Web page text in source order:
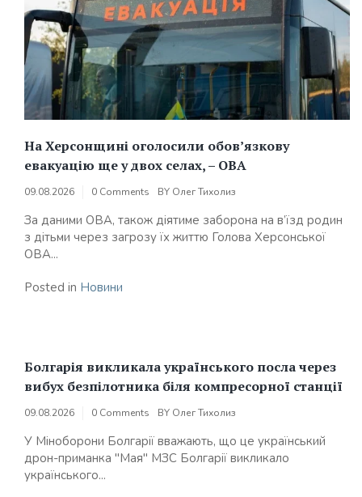
На Херсонщині оголосили обов’язкову
евакуацію ще у двох селах, – ОВА
09.08.2026 0 Comments BY Олег Тихолиз
За даними ОВА, також діятиме заборона на в’їзд родин
з дітьми через загрозу їх життю Голова Херсонської
ОВА...
Posted in Новини
Болгарія викликала українського посла через
вибух безпілотника біля компресорної станції
09.08.2026 0 Comments BY Олег Тихолиз
У Міноборони Болгарії вважають, що це український
дрон-приманка "Мая" МЗС Болгарії викликало
українського...